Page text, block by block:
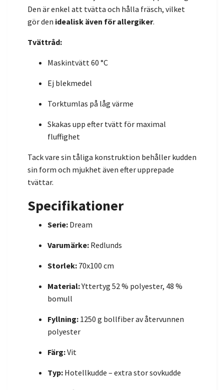
Den är enkel att tvätta och hålla fräsch, vilket
gör den idealisk även för allergiker.
Tvättråd:
Maskintvätt 60 °C
Ej blekmedel
Torktumlas på låg värme
Skakas upp efter tvätt för maximal
fluffighet
Tack vare sin tåliga konstruktion behåller kudden
sin form och mjukhet även efter upprepade
tvättar.
Specifikationer
Serie: Dream
Varumärke: Redlunds
Storlek: 70x100 cm
Material:Yttertyg 52 % polyester, 48 %
bomull
Fyllning: 1250 g bollfiber av återvunnen
polyester
Färg:Vit
Typ: Hotellkudde – extra stor sovkudde